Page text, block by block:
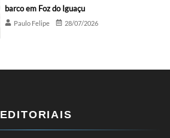
barco em Foz do Iguaçu
Paulo Felipe 28/07/2026
EDITORIAIS